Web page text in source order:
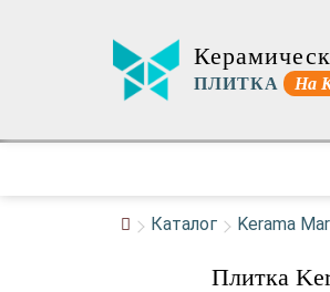
ПЛИТКА На
Каталог Kerama
Плитка